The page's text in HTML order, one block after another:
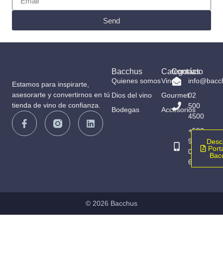
Send
Estamos para inspirarte,
asesorarte y convertirnos en tú
tienda de vino de confianza.
Bacchus
Quienes somos
Dios del vino
Bodegas
Categorías
Vinos
Gourmet
Accesorios
Contacto
02
500
4500
+593
98
065
6836
© 2026 Bacchus